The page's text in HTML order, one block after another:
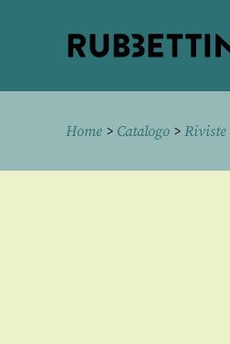
Home > Catalogo > Riviste